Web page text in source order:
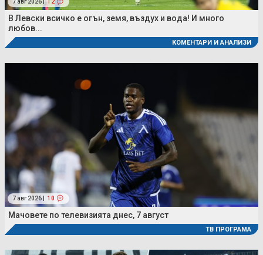
7 авг 2026 | 12
В Левски всичко е огън, земя, въздух и вода! И много
любов...
КОМЕНТАРИ И АНАЛИЗИ
7 авг 2026 | 10
Мачовете по телевизията днес, 7 август
ТВ ПРОГРАМА